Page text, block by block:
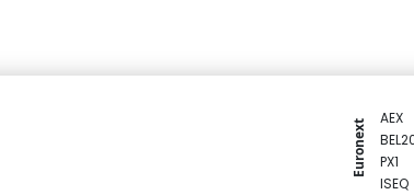
Euronext
AEX
PX1
ISEQ